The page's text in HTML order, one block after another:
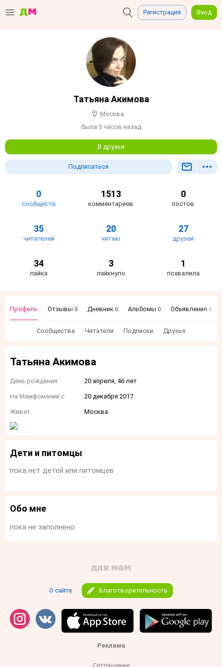
Регистрация Вход
Татьяна Акимова
Москва
была 5 часов назад
В друзья
Подписаться
0
сообществ
1513
комментариев
0
постов
35
читателей
20
читаю
27
друзей
34
лайка
3
лайкнуло
1
похвалила
Профиль Отзывы 0 Дневник 0 Альбомы 0 Объявления 0
Сообщества Читатели Подписки Друзья
Татьяна Акимова
День рождения 20 апреля, 46 лет
На Мамфомании с 20 декабря 2017
Живет Москва
Дети и питомцы
пока нет детей или питомцев
Обо мне
пока не заполнено
О сайте Благотворительность
Реклама
Соглашение